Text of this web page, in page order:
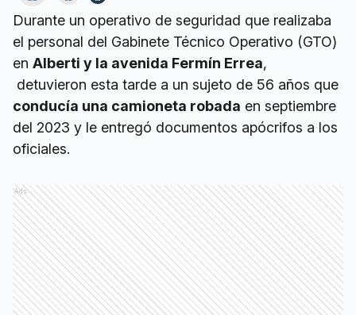
Durante un operativo de seguridad que realizaba
el personal del Gabinete Técnico Operativo (GTO)
en Alberti y la avenida Fermín Errea,
detuvieron esta tarde a un sujeto de 56 años que
conducía una camioneta robada en septiembre
del 2023 y le entregó documentos apócrifos a los
oficiales.
Ads